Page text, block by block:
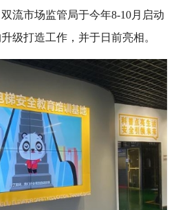
流市场监管局于今年8-10月启动
级打造工作，并于日前亮相。